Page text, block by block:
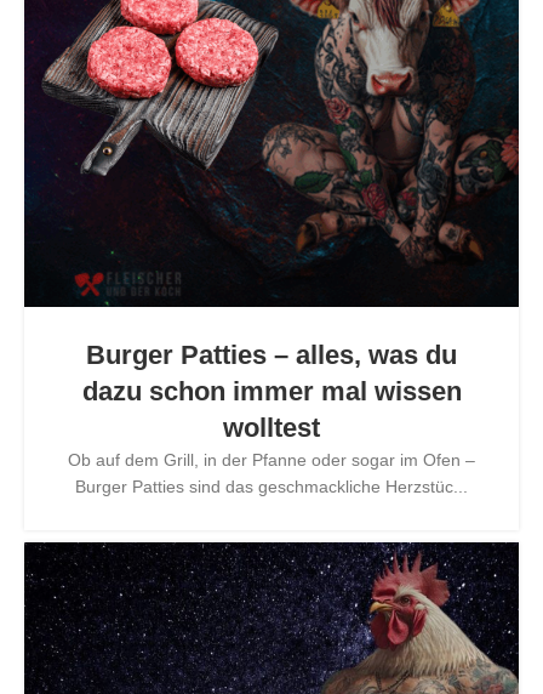
Burger Patties – alles, was du
dazu schon immer mal wissen
wolltest
Ob auf dem Grill, in der Pfanne oder sogar im Ofen –
Burger Patties sind das geschmackliche Herzstüc...